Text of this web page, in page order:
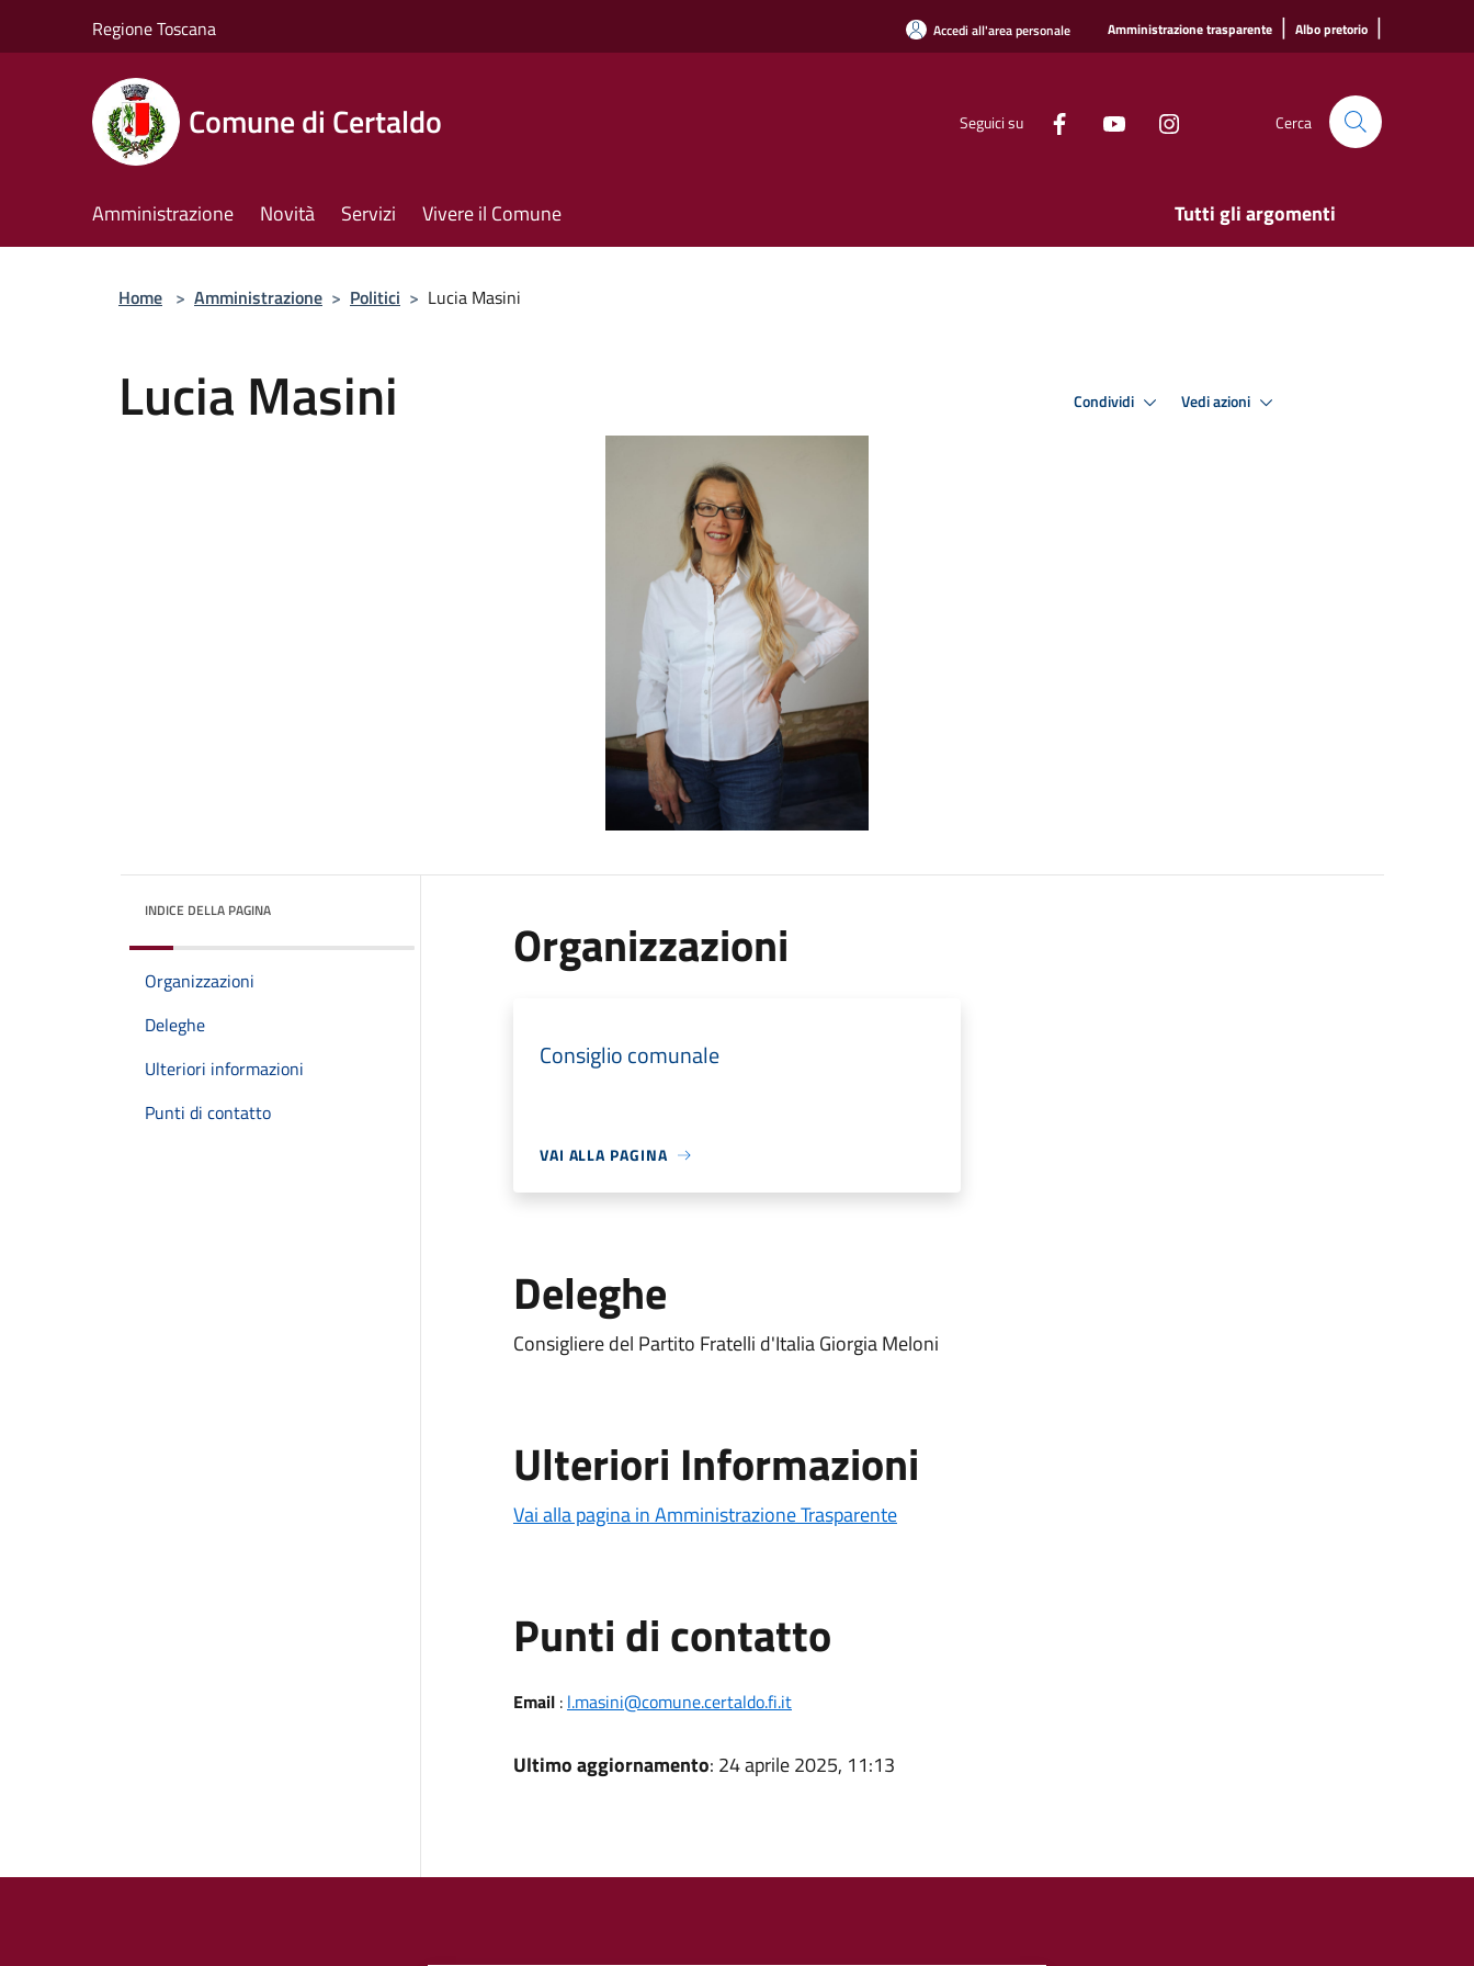
Regione Toscana Accedi all'area personale Amministrazione trasparente | Albo pretorio |
Comune di Certaldo Seguici su Cerca
Amministrazione Novità Servizi Vivere il Comune Tutti gli argomenti
Home > Amministrazione > Politici > Lucia Masini
Lucia Masini Condividi Vedi azioni
INDICE DELLA PAGINA
Organizzazioni
Deleghe
Ulteriori informazioni
Punti di contatto
Organizzazioni
Consiglio comunale
VAI ALLA PAGINA
Deleghe
Consigliere del Partito Fratelli d'Italia Giorgia Meloni
Ulteriori Informazioni
Vai alla pagina in Amministrazione Trasparente
Punti di contatto
Email: l.masini@comune.certaldo.fi.it
Ultimo aggiornamento: 24 aprile 2025, 11:13